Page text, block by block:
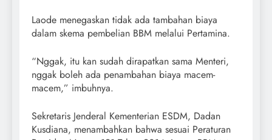
Laode menegaskan tidak ada tambahan biaya
dalam skema pembelian BBM melalui Pertamina.
“Nggak, itu kan sudah dirapatkan sama Menteri,
nggak boleh ada penambahan biaya macem-
macem,” imbuhnya.
Sekretaris Jenderal Kementerian ESDM, Dadan
Kusdiana, menambahkan bahwa sesuai Peraturan